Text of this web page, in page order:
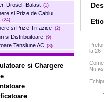
Drosel, Balast (1)
si Prize de Cablu
(24)
si Prize Trifazice (2)
si Distribuitoare (9)
Tensiune AC (3)
si Chargere
la 26
Nu